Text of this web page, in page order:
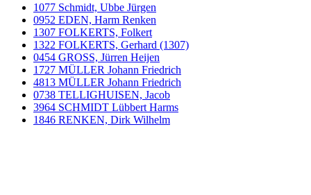
1077 Schmidt, Ubbe Jürgen
0952 EDEN, Harm Renken
1307 FOLKERTS, Folkert
1322 FOLKERTS, Gerhard (1307)
0454 GROSS, Jürren Heijen
1727 MÜLLER Johann Friedrich
4813 MÜLLER Johann Friedrich
0738 TELLIGHUISEN, Jacob
3964 SCHMIDT Lübbert Harms
1846 RENKEN, Dirk Wilhelm